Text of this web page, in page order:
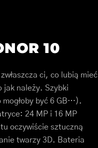
10
ci, co lubią mieć
jak należy. Szybki
być 6 GB…).
24 MP i 16 MP
oczywiście sztuczną
twarzy 3D. Bateria